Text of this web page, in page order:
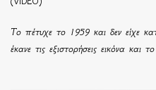
Το πέτυχε το 1959 και δεν είχε
έκανε τις εξιστορήσεις εικόνα και